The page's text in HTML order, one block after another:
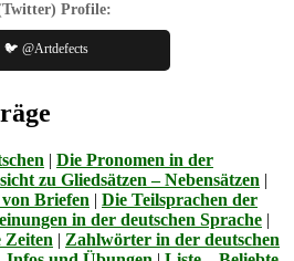
Profile:
🐦 @Artdefects
| Die Pronomen in der
zu Gliedsätzen – Nebensätzen |
Briefen | Die Teilsprachen der
in der deutschen Sprache |
Zeiten | Zahlwörter in der deutschen